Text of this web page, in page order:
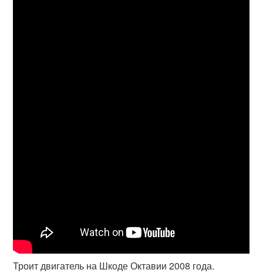
Троит двигатель на Шкоде Октавии 2008 года.